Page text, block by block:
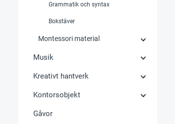
Grammatik och syntax
Bokstäver
Montessori material
Musik
Kreativt hantverk
Kontorsobjekt
Gåvor